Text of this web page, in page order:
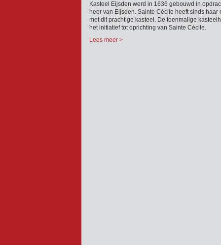
Kasteel Eijsden werd in 1636 gebouwd in
heer van Eijsden. Sainte Cécile heeft sinds
met dit prachtige kasteel. De toenmalige
het initiatief tot oprichting van Sainte Cécile.
Lees meer >